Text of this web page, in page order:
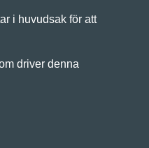
i huvudsak för att
driver denna